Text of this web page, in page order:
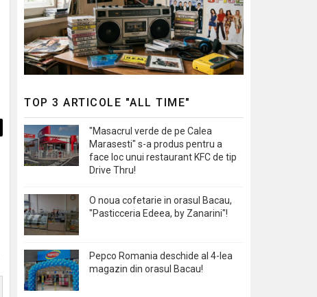
TOP 3 ARTICOLE "ALL TIME"
"Masacrul verde de pe Calea
Marasesti" s-a produs pentru a
face loc unui restaurant KFC de tip
Drive Thru!
O noua cofetarie in orasul Bacau,
"Pasticceria Edeea, by Zanarini"!
Pepco Romania deschide al 4-lea
magazin din orasul Bacau!